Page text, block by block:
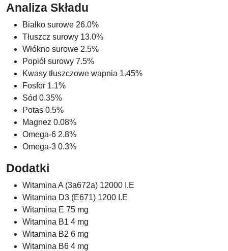
Analiza Składu
Białko surowe 26.0%
Tłuszcz surowy 13.0%
Włókno surowe 2.5%
Popiół surowy 7.5%
Kwasy tłuszczowe wapnia 1.45%
Fosfor 1.1%
Sód 0.35%
Potas 0.5%
Magnez 0.08%
Omega-6 2.8%
Omega-3 0.3%
Dodatki
Witamina A (3a672a) 12000 I.E
Witamina D3 (E671) 1200 I.E
Witamina E 75 mg
Witamina B1 4 mg
Witamina B2 6 mg
Witamina B6 4 mg